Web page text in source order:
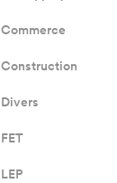
Commerce
Construction
Divers
FET
LEP